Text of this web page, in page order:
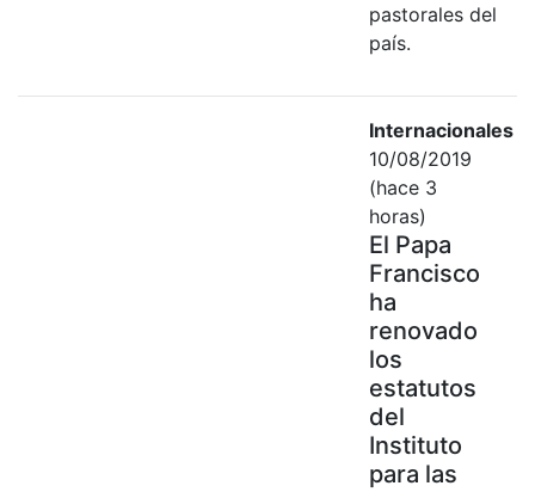
pastorales del
país.
Internacionales
10/08/2019
(hace 3
horas)
El Papa
Francisco
ha
renovado
los
estatutos
del
Instituto
para las